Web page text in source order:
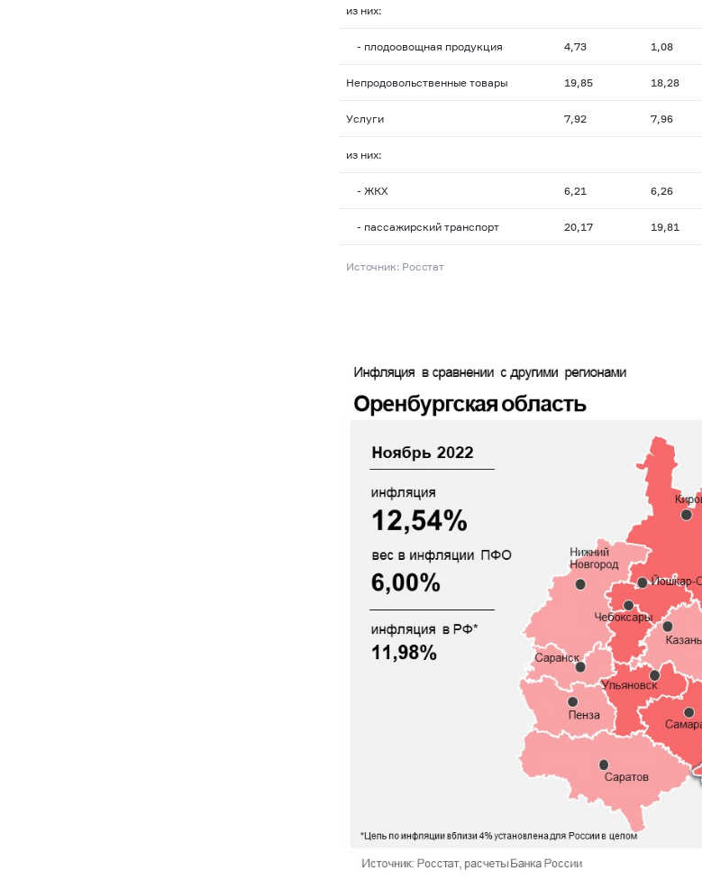
из них:
- плодоовощная продукция 4,73 1,08
Непродовольственные товары 19,85 18,28
Услуги 7,92 7,96
из них:
- ЖКХ 6,21 6,26
- пассажирский транспорт 20,17 19,81
Источник: Росстат